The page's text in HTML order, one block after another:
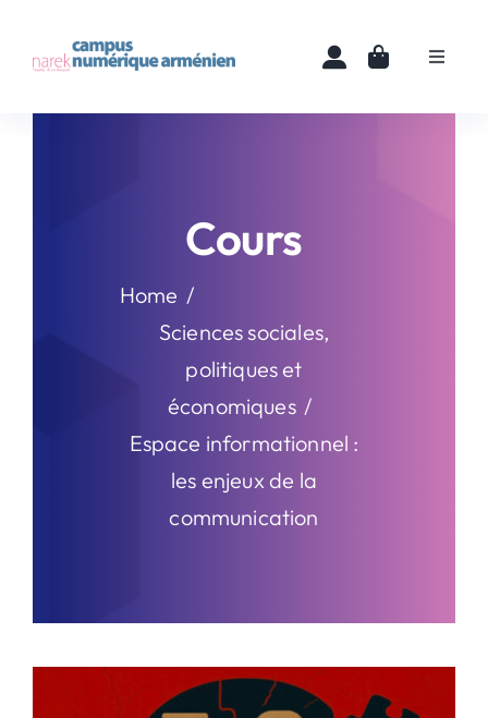
content
Toggle
Accueil
Cours
Home
Sciences sociales,
politiques et
économiques
Espace informationnel :
les enjeux de la
communication